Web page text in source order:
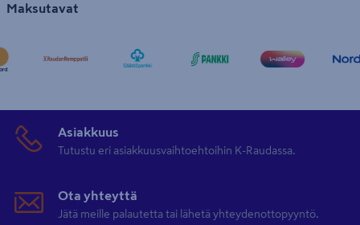
Maksutavat
Asiakkuus
Tutustu eri asiakkuusvaihtoehtoihin K-Raudassa.
Ota yhteyttä
Jätä meille palautetta tai lähetä yhteydenottopyyntö.